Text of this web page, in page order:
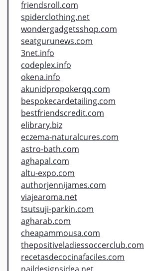
friendsroll.com
spiderclothing.net
wondergadgetsshop.com
seatgurunews.com
3net.info
codeplex.info
okena.info
akunidpropokerqq.com
bespokecardetailing.com
bestfriendscredit.com
elibrary.biz
eczema-naturalcures.com
astro-bath.com
aghapal.com
altu-expo.com
authorjennijames.com
viajearoma.net
tsutsuji-parkin.com
agharab.com
cheapammousa.com
thepositiveladiessoccerclub.com
recetasdecocinafaciles.com